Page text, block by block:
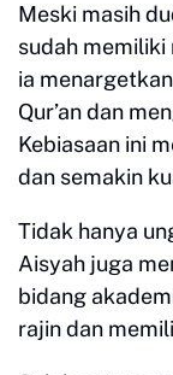
Meski masih
sudah memiliki
ia
Qur’an dan
Kebiasaan ini
dan semakin
Tidak hanya
Aisyah juga
bidang
rajin dan